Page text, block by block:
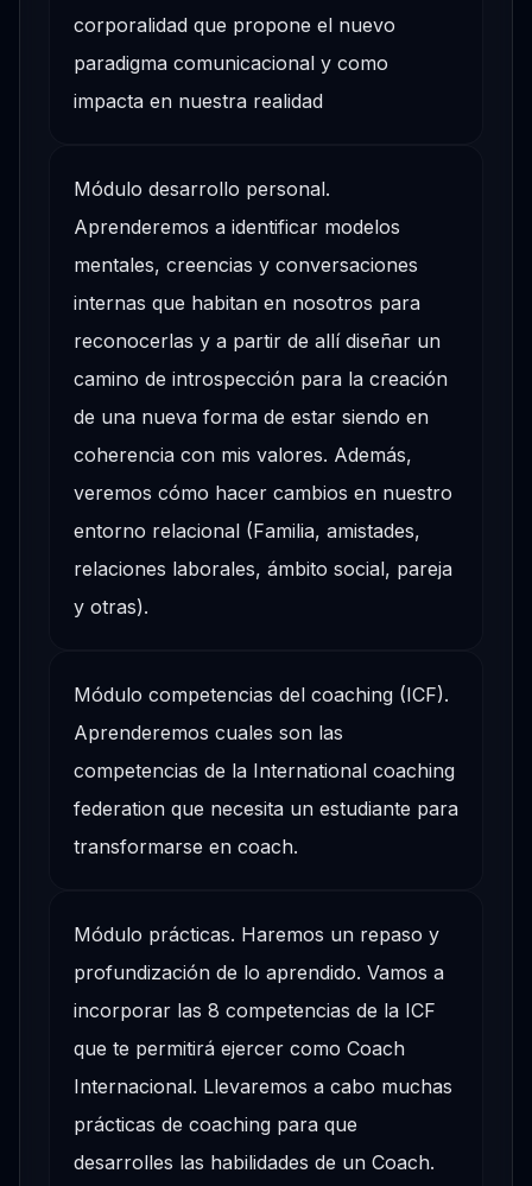
corporalidad que propone el nuevo
paradigma comunicacional y como
impacta en nuestra realidad
Módulo desarrollo personal.
Aprenderemos a identificar modelos
mentales, creencias y conversaciones
internas que habitan en nosotros para
reconocerlas y a partir de allí diseñar un
camino de introspección para la creación
de una nueva forma de estar siendo en
coherencia con mis valores. Además,
veremos cómo hacer cambios en nuestro
entorno relacional (Familia, amistades,
relaciones laborales, ámbito social, pareja
y otras).
Módulo competencias del coaching (ICF).
Aprenderemos cuales son las
competencias de la International coaching
federation que necesita un estudiante para
transformarse en coach.
Módulo prácticas. Haremos un repaso y
profundización de lo aprendido. Vamos a
incorporar las 8 competencias de la ICF
que te permitirá ejercer como Coach
Internacional. Llevaremos a cabo muchas
prácticas de coaching para que
desarrolles las habilidades de un Coach.